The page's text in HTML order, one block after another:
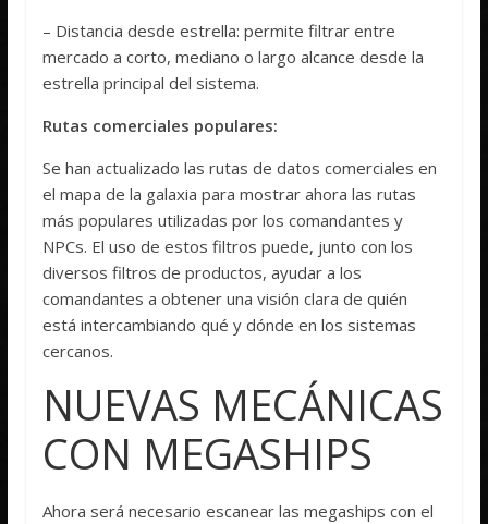
– Distancia desde estrella: permite filtrar entre
mercado a corto, mediano o largo alcance desde la
estrella principal del sistema.
Rutas comerciales populares:
Se han actualizado las rutas de datos comerciales en
el mapa de la galaxia para mostrar ahora las rutas
más populares utilizadas por los comandantes y
NPCs. El uso de estos filtros puede, junto con los
diversos filtros de productos, ayudar a los
comandantes a obtener una visión clara de quién
está intercambiando qué y dónde en los sistemas
cercanos.
NUEVAS MECÁNICAS
CON MEGASHIPS
Ahora será necesario escanear las megaships con el